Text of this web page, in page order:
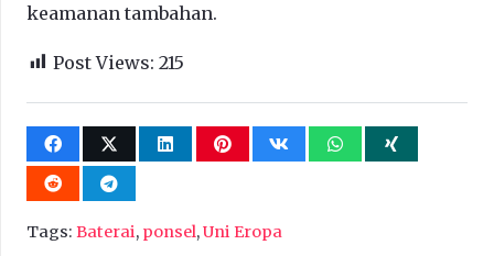
keamanan tambahan.
Post Views: 215
Tags: Baterai, ponsel,Uni Eropa